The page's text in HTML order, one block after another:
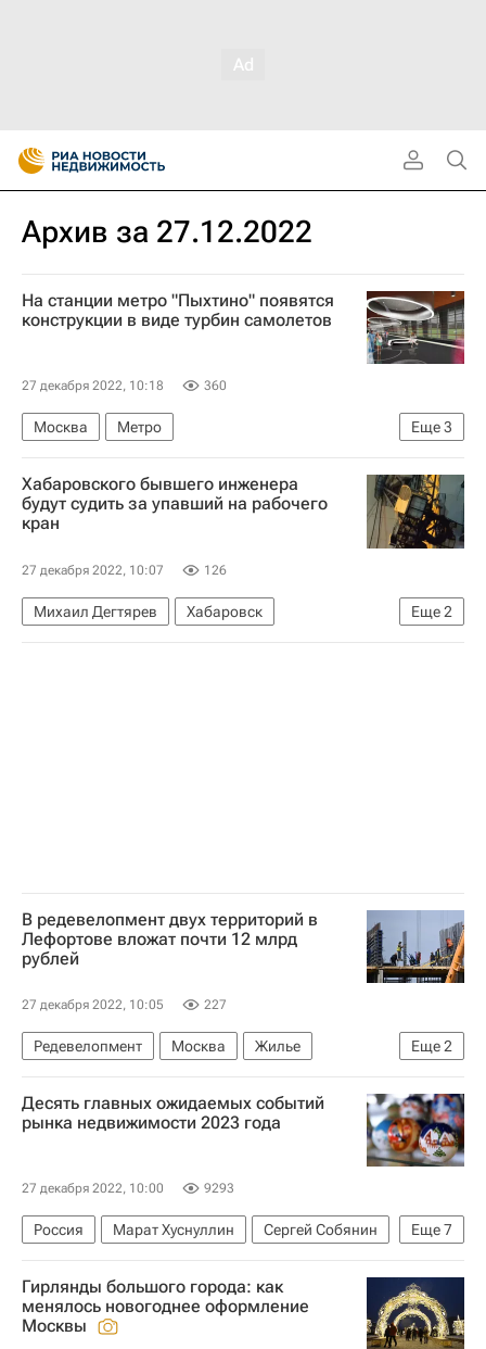
Архив за 27.12.2022
На станции метро "Пыхтино" появятся
конструкции в виде турбин самолетов
27 декабря 2022, 10:18 360
Еще3
Москва
Метро
Строительство метро в Москве
Строительство
Дизайн
Хабаровского бывшего инженера
будут судить за упавший на рабочего
кран
27 декабря 2022, 10:07 126
Еще2
Михаил Дегтярев
Хабаровск
Хабаровский край
Россия
В редевелопмент двух территорий в
Лефортове вложат почти 12 млрд
рублей
27 декабря 2022, 10:05 227
Еще2
Редевелопмент Москва
Жилье
Строительство
Промзоны
Десять главных ожидаемых событий
рынка недвижимости 2023 года
27 декабря 2022, 10:00 9293
Еще7
Россия Марат Хуснуллин
Сергей Собянин
Виктор Евтухов
Москва
Владивосток
Inditex
IKEA International Group
Аналитика – РИА Недвижимость
Гирлянды большого города: как
менялось новогоднее оформление
Москвы